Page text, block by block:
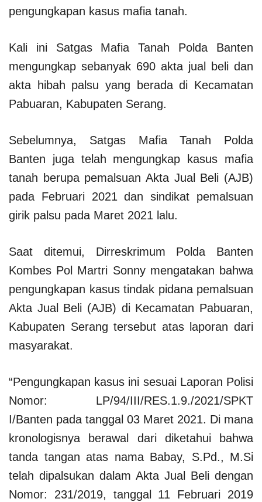
pengungkapan kasus mafia tanah.
Kali ini Satgas Mafia Tanah Polda Banten
mengungkap sebanyak 690 akta jual beli dan
akta hibah palsu yang berada di Kecamatan
Pabuaran, Kabupaten Serang.
Sebelumnya, Satgas Mafia Tanah Polda
Banten juga telah mengungkap kasus mafia
tanah berupa pemalsuan Akta Jual Beli (AJB)
pada Februari 2021 dan sindikat pemalsuan
girik palsu pada Maret 2021 lalu.
Saat ditemui, Dirreskrimum Polda Banten
Kombes Pol Martri Sonny mengatakan bahwa
pengungkapan kasus tindak pidana pemalsuan
Akta Jual Beli (AJB) di Kecamatan Pabuaran,
Kabupaten Serang tersebut atas laporan dari
masyarakat.
“Pengungkapan kasus ini sesuai Laporan Polisi
Nomor: LP/94/III/RES.1.9./2021/SPKT
I/Banten pada tanggal 03 Maret 2021. Di mana
kronologisnya berawal dari diketahui bahwa
tanda tangan atas nama Babay, S.Pd., M.Si
telah dipalsukan dalam Akta Jual Beli dengan
Nomor: 231/2019, tanggal 11 Februari 2019